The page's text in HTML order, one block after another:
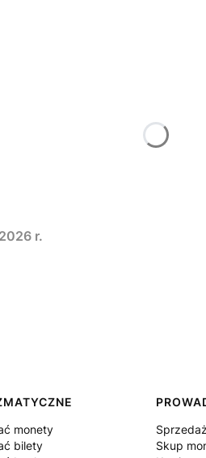
r.
monety
bilety
Skup